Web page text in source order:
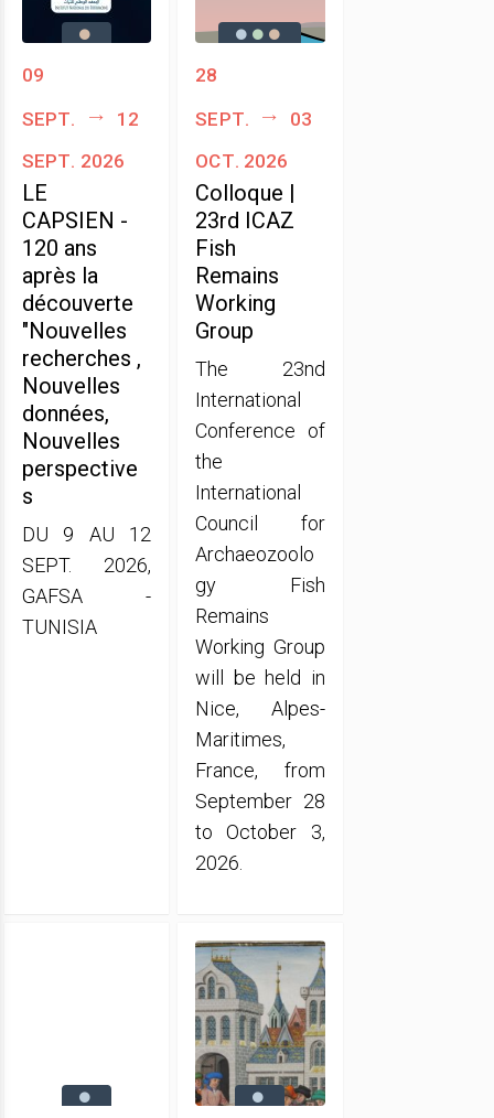
09
sept.
12
sept. 2026
LE
CAPSIEN -
120 ans
après la
découverte
"Nouvelles
recherches ,
Nouvelles
données,
Nouvelles
perspective
s
DU 9 AU 12
SEPT. 2026,
GAFSA -
TUNISIA
28
sept.
03
oct. 2026
Colloque |
23rd ICAZ
Fish
Remains
Working
Group
The 23nd
International
Conference of
the
International
Council for
Archaeozoolo
gy Fish
Remains
Working Group
will be held in
Nice, Alpes-
Maritimes,
France, from
September 28
to October 3,
2026.